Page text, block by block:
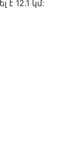
է 12.1 կմ: